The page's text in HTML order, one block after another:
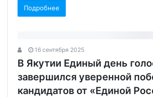
Подробнее
16 сентября 2025
В Якутии Единый день
завершился уверенной
кандидатов от «Единой